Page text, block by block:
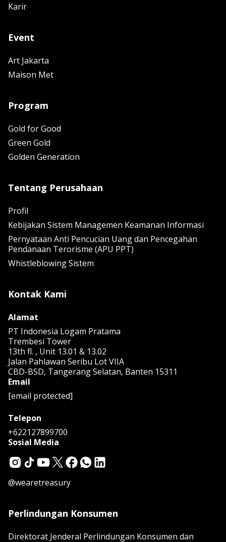
Karir
Event
Art Jakarta
Maison Met
Program
Gold for Good
Green Gold
Golden Generation
Tentang Perusahaan
Profil
Kebijakan Sistem Managemen Keamanan Informasi
Pernyataan Anti Pencucian Uang dan Pencegahan
Pendanaan Terorisme (APU PPT)
Whistleblowing Sistem
Kontak Kami
Alamat
PT Indonesia Logam Pratama
Trembesi Tower
13th fl. , Unit 13.01 & 13.02
Jalan Pahlawan Seribu Lot VIIA
CBD-BSD, Tangerang Selatan, Banten 15311
Email
[email protected]
Telepon
+622127899700
Sosial Media
@wearetreasury
Perlindungan Konsumen
Direktorat Jenderal Perlindungan Konsumen dan